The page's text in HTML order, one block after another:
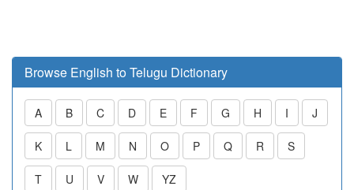
Browse English to Telugu Dictionary
A B C D E F G H I J
K L M N O P Q R S
T U V W YZ